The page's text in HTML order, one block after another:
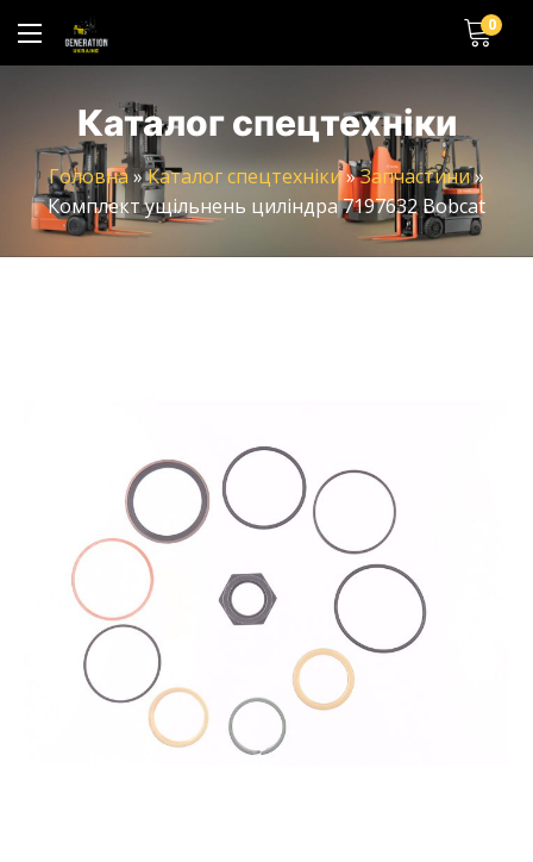
0
Каталог спецтехніки
Головна»Каталог спецтехніки»Запчастини»
Комплект ущільнень циліндра 7197632 Bobcat